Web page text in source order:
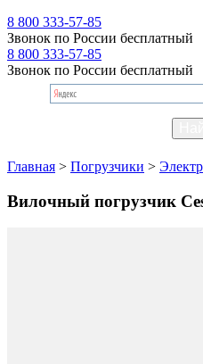
8 800 333-57-85
Звонок по России бесплатный
8 800 333-57-85
Звонок по России бесплатный
Главная > Погрузчики >
Вилочный погрузчик